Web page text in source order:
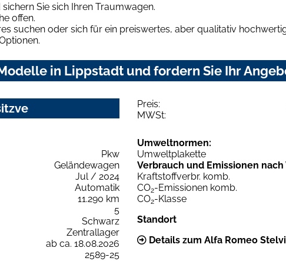
Sie sich Ihren Traumwagen.
offen.
suchen oder sich für ein preiswertes, aber qualitativ
in Lippstadt und fordern Sie Ihr
Preis:
MWSt:
Pkw
Geländewagen
Jul / 2024
Automatik
11.290 km
5
Schwarz
Zentrallager
ab ca. 18.08.2026
2589-25
Umweltnormen:
Umweltplakette
Verbrauch und Emissionen nach
Kraftstoffverbr. komb.
CO2-Emissionen komb.
CO2-Klasse
Standort
Details zum Alfa Romeo